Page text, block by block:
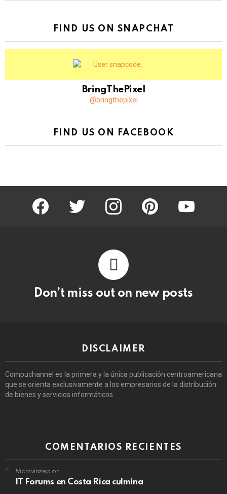
FIND US ON SNAPCHAT
BringThePixel
@bringthepixel
FIND US ON FACEBOOK
facebook twitter instagram pinterest youtube
Don’t miss out on new posts
DISCLAIMER
Compuchannel es la primera y la única publicación centroamericana
que se orienta exclusivamente a los empresarios de la distribución
de bienes y servicios informáticos.
COMENTARIOS RECIENTES
Marsvinzep on
IT Forums en Costa Rica culmina